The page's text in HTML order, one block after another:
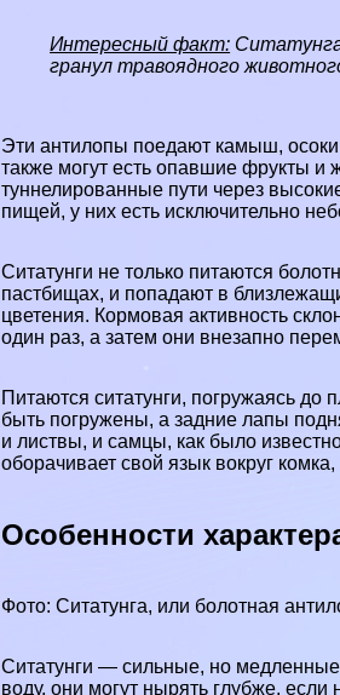
Интересный факт:
гранул травоядного
Эти антилопы поедают камыш, осоки
также могут есть опавшие фрукты и
туннелированные пути через
пищей, у них есть исключительно
Ситатунги не только питаются
пастбищах, и попадают в
цветения. Кормовая активность
один раз, а затем они внезапно
Питаются ситатунги, погружаясь до
быть погружены, а задние лапы
и листвы, и самцы, как было
оборачивает свой язык вокруг
Особенности
Фото: Ситатунга, или болотная
Ситатунги — сильные, но
воду, они могут нырять глубже,